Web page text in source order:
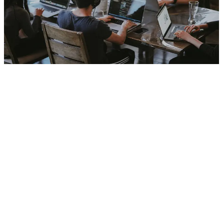
Trabajamos con startups desde pre-seed hasta Series B. Entendemos
la presión de hitos, financiamiento y plazos ajustados. Desarrollamos
MVPs que validan, plataformas que escalan y equipos que se
integran en tu timezone. Metodologías ágiles, código mantenible y
flexibilidad para adaptar el equipo según tu momento. Talento
nearshore alineado en zona horaria para colaboración fluida.